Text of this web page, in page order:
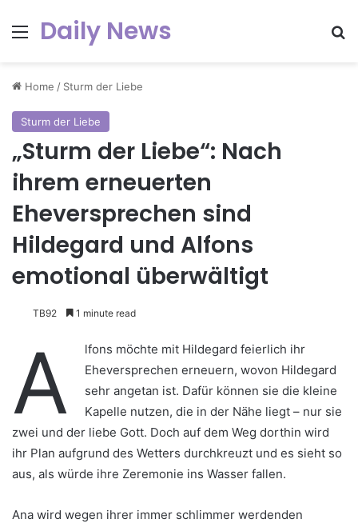
Menu
Daily News
Home / Sturm der Liebe
Sturm der Liebe
„Sturm der Liebe“: Nach
ihrem erneuerten
Eheversprechen sind
Hildegard und Alfons
emotional überwältigt
TB92 1 minute read
A
lfons möchte mit Hildegard feierlich ihr
Eheversprechen erneuern, wovon Hildegard
sehr angetan ist. Dafür können sie die kleine
Kapelle nutzen, die in der Nähe liegt – nur sie
zwei und der liebe Gott. Doch auf dem Weg dorthin wird
ihr Plan aufgrund des Wetters durchkreuzt und es sieht so
aus, als würde ihre Zeremonie ins Wasser fallen.
Ana wird wegen ihrer immer schlimmer werdenden